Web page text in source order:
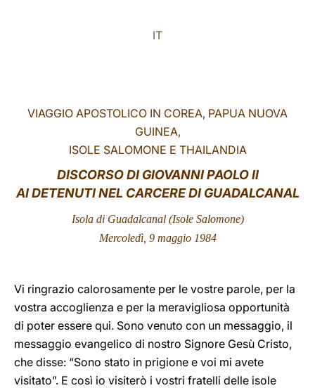
LATINE
IT
VIAGGIO APOSTOLICO IN COREA, PAPUA NUOVA
GUINEA,
ISOLE SALOMONE E THAILANDIA
DISCORSO DI GIOVANNI PAOLO II
AI DETENUTI NEL CARCERE DI GUADALCANAL
Isola di Guadalcanal(Isole Salomone)
Mercoledì, 9 maggio 1984
Vi ringrazio calorosamente per le vostre parole, per la
vostra accoglienza e per la meravigliosa opportunità
di poter essere qui. Sono venuto con un messaggio, il
messaggio evangelico di nostro Signore Gesù Cristo,
che disse: “Sono stato in prigione e voi mi avete
visitato”. E così io visiterò i vostri fratelli delle isole